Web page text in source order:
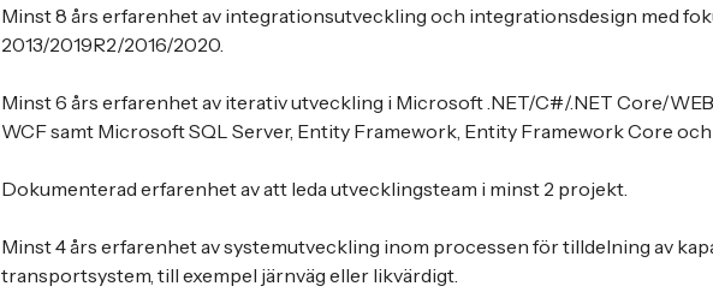
Minst 8 års erfarenhet av integrationsutveckling och integrationsdesign med
2013/2019R2/2016/2020.
Minst 6 års erfarenhet av iterativ utveckling i Microsoft .NET/C#/.NET Core/
WCF samt Microsoft SQL Server, Entity Framework, Entity Framework Core och
Dokumenterad erfarenhet av att leda utvecklingsteam i minst 2 projekt.
Minst 4 års erfarenhet av systemutveckling inom processen för tilldelning av
transportsystem, till exempel järnväg eller likvärdigt.